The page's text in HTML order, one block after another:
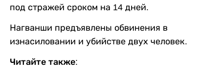
под стражей сроком на 14 дней.
Нагванши предъявлены обвинения в
изнасиловании и убийстве двух человек.
Читайте также: